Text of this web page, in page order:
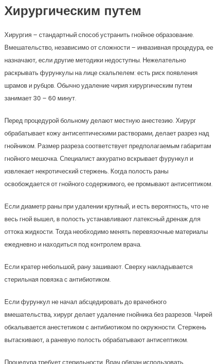
Хирургическим путем
Хирургия – стандартный способ устранить гнойное образование.
Вмешательство, независимо от сложности – инвазивная процедура, ее
назначают, если другие методики недоступны. Нежелательно
раскрывать фурункулы на лице скальпелем: есть риск появления
шрамов и рубцов. Обычно удаление чирия хирургическим путем
занимает 30 – 60 минут.
Перед процедурой больному делают местную анестезию. Хирург
обрабатывает кожу антисептическими растворами, делает разрез над
гнойником. Размер разреза соответствует предполагаемым габаритам
гнойного мешочка. Специалист аккуратно вскрывает фурункул и
извлекает некротический стержень. Когда полость раны
освобождается от гнойного содержимого, ее промывают антисептиком.
Если диаметр раны при удалении крупный, и есть вероятность, что не
весь гной вышел, в полость устанавливают латексный дренаж для
оттока жидкости. Тогда необходимо менять перевязочные материалы
ежедневно и находиться под контролем врача.
Если кратер небольшой, рану зашивают. Сверху накладывается
стерильная повязка с антибиотиком.
Если фурункул не начал абсцедировать до врачебного
вмешательства, хирург делает удаление гнойника без разрезов. Чирей
обкалывается анестетиком с антибиотиком по окружности. Стержень
вытаскивают, а раневую полость обрабатывают антисептиком.